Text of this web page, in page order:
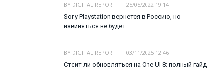
BY DIGITAL REPORT
25/05/2022 19:14
Sony Playstation вернется в Россию, но
извиняться не будет
BY DIGITAL REPORT
03/11/2025 12:46
Стоит ли обновляться на One UI 8: полный гайд